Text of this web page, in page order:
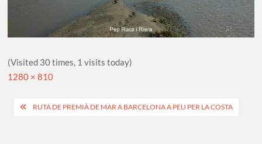
(Visited 30 times, 1 visits today)
Full
1280 × 810
Navegació
RUTA DE PREMIÀ DE MAR A BARCELONA A PEU PER LA COSTA